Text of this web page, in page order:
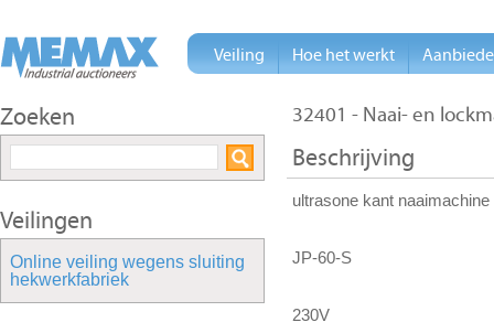
32401 - Naai- en
Beschrijving
ultrasone kant naaimachine
JP-60-S
230V
Zoeken
Veilingen
Online veiling wegens sluiting
hekwerkfabriek
Veiling Hoe het werkt